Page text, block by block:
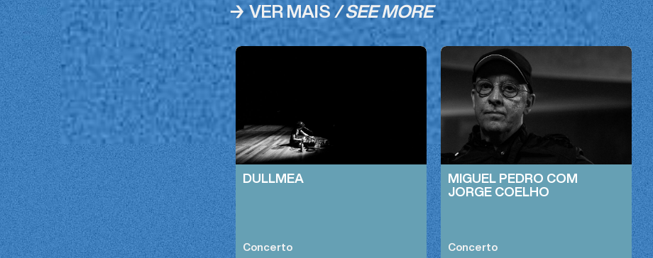
→ VER MAIS/ SEE MORE
DULLMEA
Concerto
MIGUEL PEDRO COM
JORGE COELHO
Concerto